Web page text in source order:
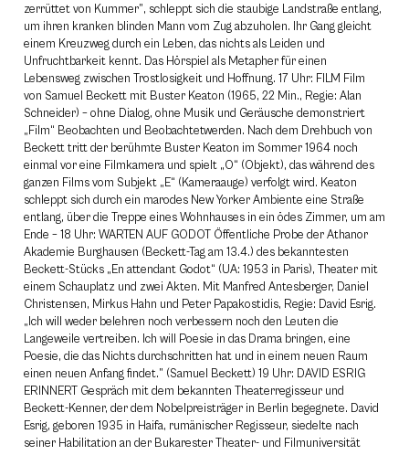
zerrüttet von Kummer”, schleppt sich die staubige Landstraße entlang,
um ihren kranken blinden Mann vom Zug abzuholen. Ihr Gang gleicht
einem Kreuzweg durch ein Leben, das nichts als Leiden und
Unfruchtbarkeit kennt. Das Hörspiel als Metapher für einen
Lebensweg zwischen Trostlosigkeit und Hoffnung. 17 Uhr: FILM Film
von Samuel Beckett mit Buster Keaton (1965, 22 Min., Regie: Alan
Schneider) – ohne Dialog, ohne Musik und Geräusche demonstriert
„Film“ Beobachten und Beobachtetwerden. Nach dem Drehbuch von
Beckett tritt der berühmte Buster Keaton im Sommer 1964 noch
einmal vor eine Filmkamera und spielt „O“ (Objekt), das während des
ganzen Films vom Subjekt „E“ (Kameraauge) verfolgt wird. Keaton
schleppt sich durch ein marodes New Yorker Ambiente eine Straße
entlang, über die Treppe eines Wohnhauses in ein ödes Zimmer, um am
Ende – 18 Uhr: WARTEN AUF GODOT Öffentliche Probe der Athanor
Akademie Burghausen (Beckett-Tag am 13.4.) des bekanntesten
Beckett-Stücks „En attendant Godot“ (UA: 1953 in Paris), Theater mit
einem Schauplatz und zwei Akten. Mit Manfred Antesberger, Daniel
Christensen, Mirkus Hahn und Peter Papakostidis, Regie: David Esrig.
„Ich will weder belehren noch verbessern noch den Leuten die
Langeweile vertreiben. Ich will Poesie in das Drama bringen, eine
Poesie, die das Nichts durchschritten hat und in einem neuen Raum
einen neuen Anfang findet.” (Samuel Beckett) 19 Uhr: DAVID ESRIG
ERINNERT Gespräch mit dem bekannten Theaterregisseur und
Beckett-Kenner, der dem Nobelpreisträger in Berlin begegnete. David
Esrig, geboren 1935 in Haifa, rumänischer Regisseur, siedelte nach
seiner Habilitation an der Bukarester Theater- und Filmuniversität